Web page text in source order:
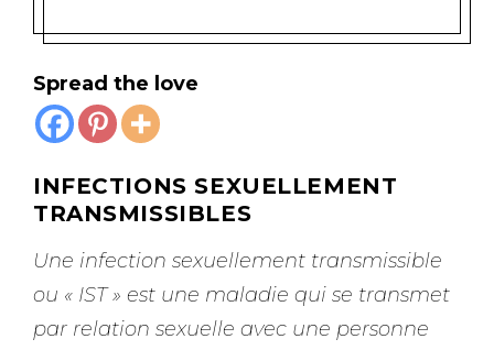
Spread the love
INFECTIONS SEXUELLEMENT
TRANSMISSIBLES
Une infection sexuellement transmissible
ou « IST » est une maladie qui se transmet
par relation sexuelle avec une personne